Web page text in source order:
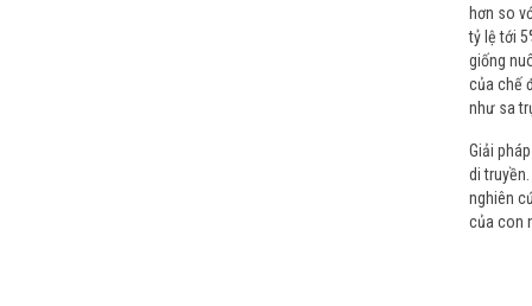
hơn so
tỷ lệ tới
giống
của chế
như sa
Giải
di
nghiên
của con